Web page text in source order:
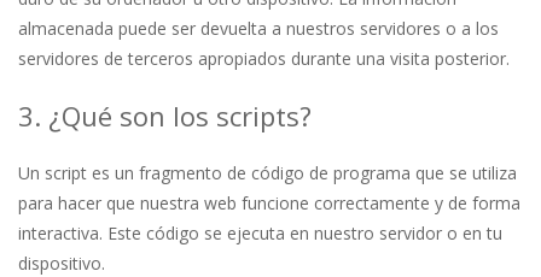
almacenada puede ser devuelta a nuestros servidores o a los
servidores de terceros apropiados durante una visita posterior.
3. ¿Qué son los scripts?
Un script es un fragmento de código de programa que se utiliza
para hacer que nuestra web funcione correctamente y de forma
interactiva. Este código se ejecuta en nuestro servidor o en tu
dispositivo.